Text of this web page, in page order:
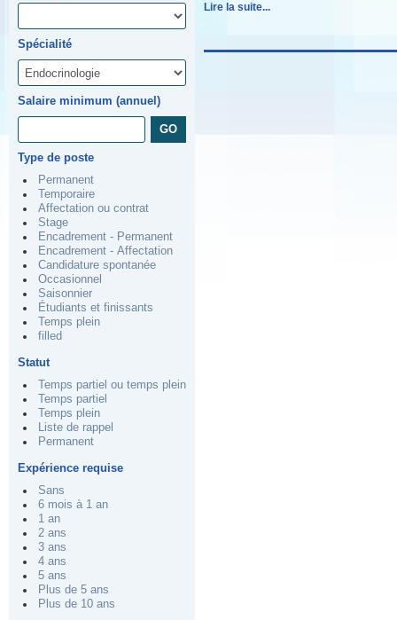
Spécialité
Salaire minimum (annuel)
Type de poste
Permanent
Temporaire
Affectation ou contrat
Stage
Encadrement - Permanent
Encadrement - Affectation
Candidature spontanée
Occasionnel
Saisonnier
Étudiants et finissants
Temps plein
filled
Statut
Temps partiel ou temps plein
Temps partiel
Temps plein
Liste de rappel
Permanent
Expérience requise
Sans
6 mois à 1 an
1 an
2 ans
3 ans
4 ans
5 ans
Plus de 5 ans
Plus de 10 ans
Lire la suite...